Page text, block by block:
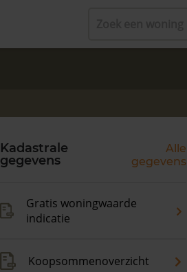
Kadastrale
gegevens
Alle
gegevens
Gratis woningwaarde
indicatie
Koopsommenoverzicht